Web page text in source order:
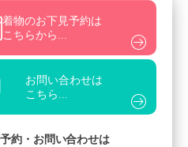
着物のお下見予約は
こちらから...
お問い合わせは
こちら...
約・お問い合わせは